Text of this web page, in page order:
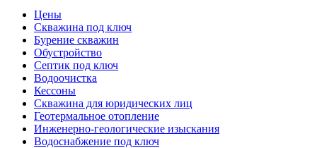
Цены
Скважина под ключ
Бурение скважин
Обустройство
Септик под ключ
Водоочистка
Кессоны
Скважина для юридических лиц
Геотермальное отопление
Инженерно-геологические изыскания
Водоснабжение под ключ